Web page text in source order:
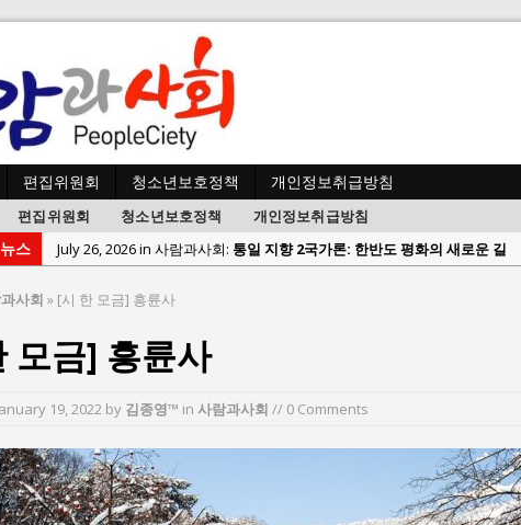
편집위원회 청소년보호정책 개인정보취급방침
편집위원회 청소년보호정책 개인정보취급방침
스 July 23, 2026 in 사람과사회: 강산건설 박재윤 강제추행 사건, 무엇이 문제인
June 22, 2026 in 사람과사회:
June 8, 2026 in 사람과사회:
June 2, 2026 in 사람과사회:“7월 1일 의장 선출은 ‘위법’이다”
May 27, 2026 in 사람과사회:“엄마의 절박함과 ‘실무형 정치인’으로 생활
May 23, 2026 in 사람과사회:
김종대, “현대전, 강한 군대도 약해질 수 있다”
August 3, 2026 in 사람과사회: 이홍원 작가, 생활문화상품 4종 판매
사회 » [시 한 모금] 흥륜사
모금] 흥륜사
19, 2022 by 김종영™ in 사람과사회 // 0 Comments